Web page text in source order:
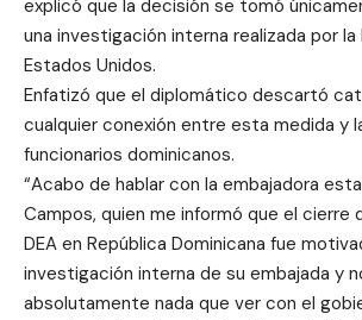
explicó que la decisión se tomó
una investigación interna realizada por la
Estados Unidos.
Enfatizó que el diplomático descartó
cualquier conexión entre esta medida y
funcionarios dominicanos.
“Acabo de hablar con la embajadora
Campos, quien me informó que el cierre
DEA en República Dominicana fue
investigación interna de su embajada y
absolutamente nada que ver con el